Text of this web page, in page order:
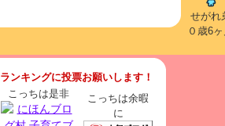
せがれ
０歳6
ランキングに投票お願いします！
こっちは是非
こっちは余暇
に